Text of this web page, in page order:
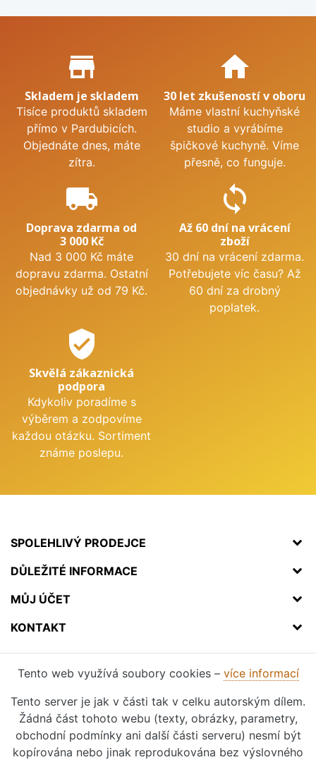
Proč nakupovat u nás?
store_mall_directory
Skladem je skladem
Tisíce produktů skladem
přímo v Pardubicích.
Objednáte dnes, máte
zítra.
home
30 let zkušeností v oboru
Máme vlastní kuchyňské
studio a vyrábíme
špičkové kuchyně. Víme
přesně, co funguje.
local_shipping
Doprava zdarma od
3 000 Kč
Nad 3 000 Kč máte
dopravu zdarma. Ostatní
objednávky už od 79 Kč.
sync
Až 60 dní na vrácení
zboží
30 dní na vrácení zdarma.
Potřebujete víc času? Až
60 dní za drobný
poplatek.
verified_user
Skvělá zákaznická
podpora
Kdykoliv poradíme s
výběrem a zodpovíme
každou otázku. Sortiment
známe poslepu.
SPOLEHLIVÝ PRODEJCE
DŮLEŽITÉ INFORMACE
MŮJ ÚČET
KONTAKT
Tento web využívá soubory cookies – více informací
Tento server je jak v části tak v celku autorským dílem.
Žádná část tohoto webu (texty, obrázky, parametry,
obchodní podmínky ani další části serveru) nesmí být
kopírována nebo jinak reprodukována bez výslovného